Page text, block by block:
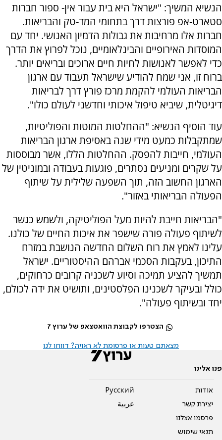
הנשיא המשיך: "ישראל היא בית עבור אין- ספור חברות
סטארט-אפ פורצות דרך בתחומי המד-טק והבריאות.
חברות אלו מרחיבות את גבולות הדמיון האנושי. יחד עם
המוסדות האירופיים והבינלאומיים, נוכל לפרוץ את הדרך
כדי לאפשר לאנושות לחיות חיים ארוכים ובריאים יותר.
ברוח זו, אני שמח להודיע שישראל תעבוד עם ארגון
הבריאות העולמי להקמת מרכז פורץ דרך לבריאות
דיגיטלית, שיביא טיפול איכותי וחדשני לעולם כולו".
עוד הוסיף הנשיא: "ההחלטות המוטות והפוליטיות,
שמתקבלות כמעט מידי שנה באסיפת ארגון הבריאות
העולמי, חייבות להפסק. ההחלטות הללו, אשר מבוססות
על שקרים ומניעים נסתרים, פוגעות בעבודה ובמוניטין של
הארגון החשוב הזה, תוך השפעה שלילית על שיתוף
הפעולה הבריאותי באזור".
"הבריאות חייבת להיות מעל הפוליטיקה, ולשמש כגשר
לשיתוף פעולה פורה שישפר את איכות החיים של כולנו.
עלינו לאמץ את רוח השלום החדשה הנושבת במזרח
התיכון, בעקבות הסכמי אברהם ההיסטוריים. ישראל
תמשיך להציע תמיכה וסיוע לשכניה קרובים כרחוקים,
כולל ובעיקר לשכנינו הפלסטינים, ותושיט את ידה לכולם,
יחד ובשיתוף פעולה".
הצטרפו לקבוצת הוואטצאפ של ערוץ 7
מצאתם טעות או פרסומת לא ראויה? דווחו לנו
פנו אלינו
אודות
יצירת קשר
פרסמו אצלנו
תנאי שימוש
Pусский
عربية